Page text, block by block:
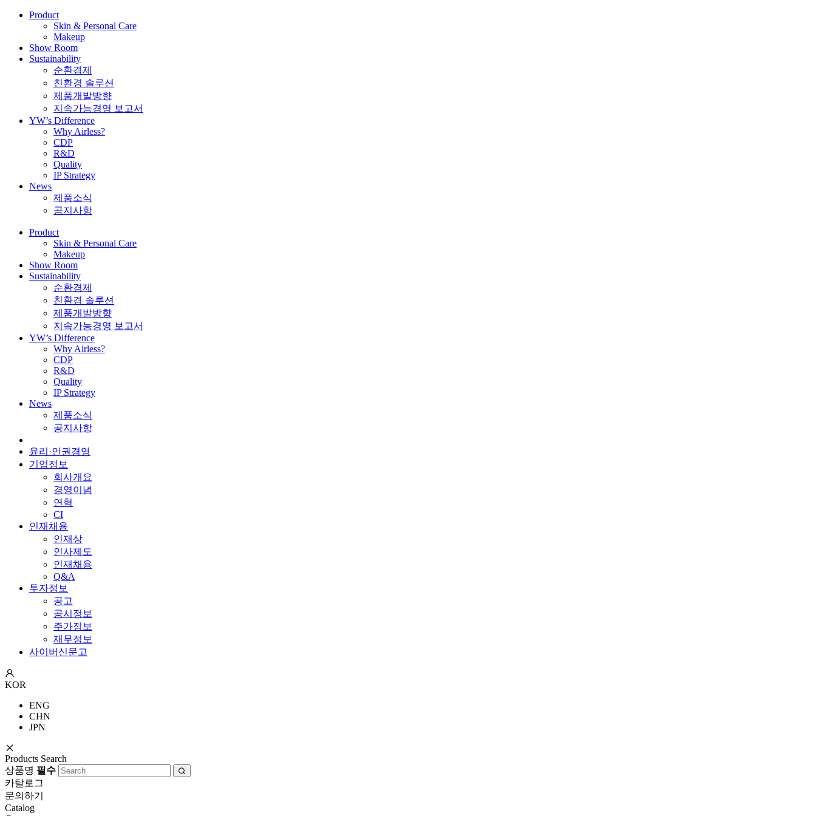
Product
Skin & Personal Care
Makeup
Show Room
Sustainability
순환경제
친환경 솔루션
제품개발방향
지속가능경영 보고서
YW’s Difference
Why Airless?
CDP
R&D
Quality
IP Strategy
News
제품소식
공지사항
Product
Skin & Personal Care
Makeup
Show Room
Sustainability
순환경제
친환경 솔루션
제품개발방향
지속가능경영 보고서
YW’s Difference
Why Airless?
CDP
R&D
Quality
IP Strategy
News
제품소식
공지사항
윤리·인권경영
기업정보
회사개요
경영이념
연혁
CI
인재채용
인재상
인사제도
인재채용
Q&A
투자정보
공고
공시정보
주가정보
재무정보
사이버신문고
KOR
ENG
CHN
JPN
Products Search
상품명 필수
카탈로그
문의하기
Catalog